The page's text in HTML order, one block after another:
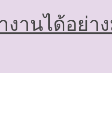
งานได้อย่า